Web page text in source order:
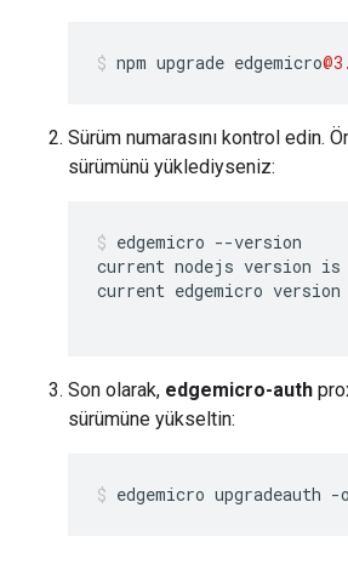
npm upgrade edgemicro
Sürüm numarasını kontrol edin.
sürümünü yüklediyseniz:
edgemicro --version
current nodejs version is
current edgemicro
Son olarak, edgemicro-auth
sürümüne yükseltin:
edgemicro upgradeauth -o